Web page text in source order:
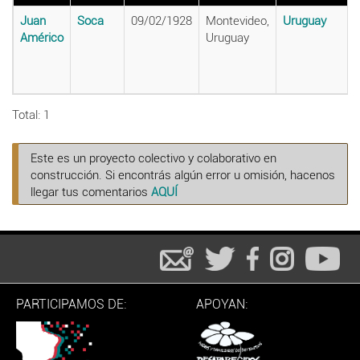
Juan
Américo
Soca 09/02/1928
Montevideo,
Uruguay
Uruguay
Total: 1
Este es un proyecto colectivo y colaborativo en
construcción. Si encontrás algún error u omisión, hacenos
llegar tus comentarios AQUÍ
PARTICIPAMOS DE: APOYAN: